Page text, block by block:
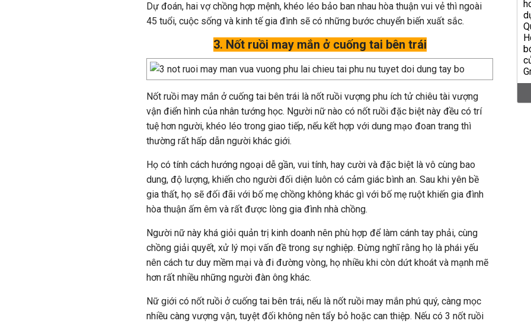
Dự đoán, hai vợ chồng hợp mệnh, khéo léo bảo ban nhau hòa thuận vui vẻ thì ngoài
45 tuổi, cuộc sống và kinh tế gia đình sẽ có những bước chuyển biến xuất sắc.
3. Nốt ruồi may mắn ở cuống tai bên trái
Nốt ruồi may mắn ở cuống tai bên trái là nốt ruồi vượng phu ích tử chiêu tài vượng
vận điển hình của nhân tướng học. Người nữ nào có nốt ruồi đặc biệt này đều có trí
tuệ hơn người, khéo léo trong giao tiếp, nếu kết hợp với dung mạo đoan trang thì
thường rất hấp dẫn người khác giới.
Họ có tính cách hướng ngoại dễ gần, vui tính, hay cười và đặc biệt là vô cùng bao
dung, độ lượng, khiến cho người đối diện luôn có cảm giác bình an. Sau khi yên bề
gia thất, họ sẽ đối đãi với bố mẹ chồng không khác gì với bố mẹ ruột khiến gia đình
hòa thuận ấm êm và rất được lòng gia đình nhà chồng.
Người nữ này khá giỏi quản trị kinh doanh nên phù hợp để làm cánh tay phải, cùng
chồng giải quyết, xử lý mọi vấn đề trong sự nghiệp. Đừng nghĩ rằng họ là phái yếu
nên cách tư duy mềm mại và đi đường vòng, họ nhiều khi còn dứt khoát và mạnh mẽ
hơn rất nhiều những người đàn ông khác.
Nữ giới có nốt ruồi ở cuống tai bên trái, nếu là nốt ruồi may mắn phú quý, càng mọc
nhiều càng vượng vận, tuyệt đối không nên tẩy bỏ hoặc can thiệp. Nếu có 3 nốt ruồi